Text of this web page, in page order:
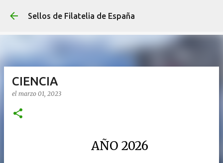
Sellos de Filatelia de España
CIENCIA
el marzo 01, 2023
AÑO 2026